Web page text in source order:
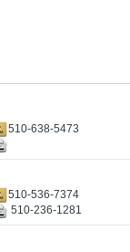
510-638-5473
510-536-7374
510-236-1281